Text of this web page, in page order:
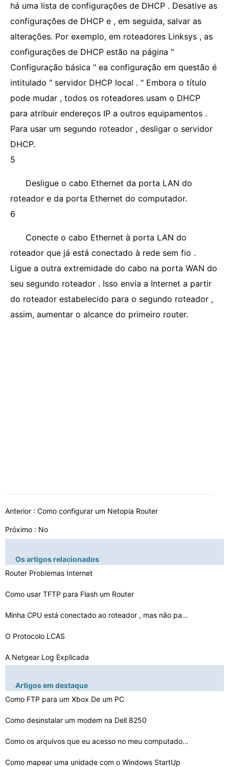
há uma lista de configurações de DHCP . Desative as
configurações de DHCP e , em seguida, salvar as
alterações. Por exemplo, em roteadores Linksys , as
configurações de DHCP estão na página "
Configuração básica " ea configuração em questão é
intitulado " servidor DHCP local . " Embora o título
pode mudar , todos os roteadores usam o DHCP
para atribuir endereços IP a outros equipamentos .
Para usar um segundo roteador , desligar o servidor
DHCP.
5
Desligue o cabo Ethernet da porta LAN do
roteador e da porta Ethernet do computador.
6
Conecte o cabo Ethernet à porta LAN do
roteador que já está conectado à rede sem fio .
Ligue a outra extremidade do cabo na porta WAN do
seu segundo roteador . Isso envia a Internet a partir
do roteador estabelecido para o segundo roteador ,
assim, aumentar o alcance do primeiro router.
Anterior : Como configurar um Netopia Router
Próximo : No
Os artigos relacionados
Router Problemas Internet
Como usar TFTP para Flash um Router
Minha CPU está conectado ao roteador , mas não para a…
O Protocolo LCAS
A Netgear Log Explicada
Como ligar mais de um roteador em casa
Como instalar um roteador Netgear Com Cox Cable
Artigos em destaque
Como FTP para um Xbox De um PC
Como desinstalar um modem na Dell 8250
Como os arquivos que eu acesso no meu computador de out…
Como mapear uma unidade com o Windows StartUp